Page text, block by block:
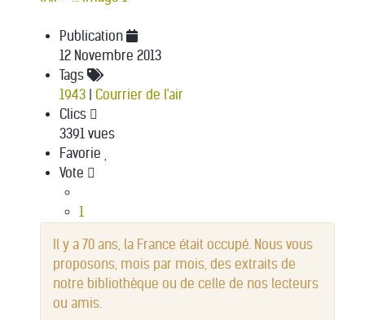
Publication
12 Novembre 2013
Tags
1943
Courrier de l'air
Clics
3391 vues
Favorie
Vote
1
3
4
5
Il y a 70 ans, la France était occupé. Nous vous
proposons, mois par mois, des extraits de
notre bibliothèque ou de celle de nos lecteurs
ou amis.